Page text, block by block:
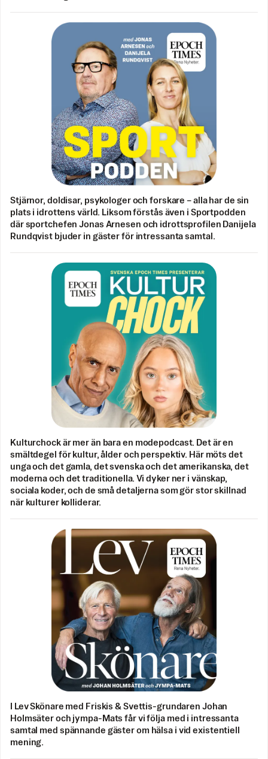
Stjärnor, doldisar, psykologer och forskare – alla har de sin
plats i idrottens värld. Liksom förstås även i Sportpodden
där sportchefen Jonas Arnesen och idrottsprofilen Danijela
Rundqvist bjuder in gäster för intressanta samtal.
Kulturchock är mer än bara en modepodcast. Det är en
smältdegel för kultur, ålder och perspektiv. Här möts det
unga och det gamla, det svenska och det amerikanska, det
moderna och det traditionella. Vi dyker ner i vänskap,
sociala koder, och de små detaljerna som gör stor skillnad
när kulturer kolliderar.
I Lev Skönare med Friskis & Svettis-grundaren Johan
Holmsäter och jympa-Mats får vi följa med i intressanta
samtal med spännande gäster om hälsa i vid existentiell
mening.